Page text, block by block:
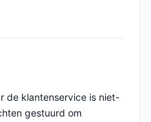
de klantenservice is niet-
gestuurd om